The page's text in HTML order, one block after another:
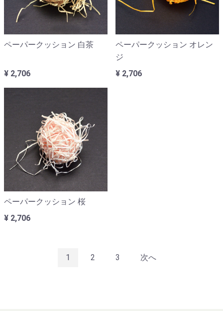
ペーパークッション 白茶
¥ 2,706
ペーパークッション オレン
ジ
¥ 2,706
ペーパークッション 桜
¥ 2,706
1 2 3 次へ